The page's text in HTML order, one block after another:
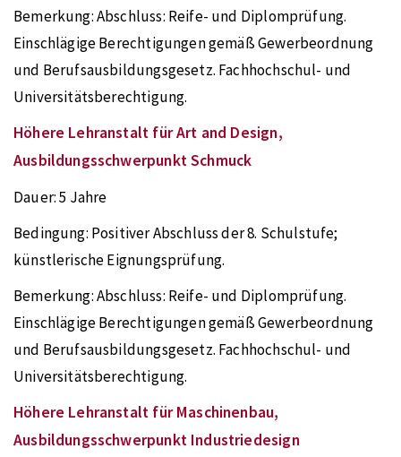
Bemerkung:Abschluss: Reife- und Diplomprüfung.
Einschlägige Berechtigungen gemäß Gewerbeordnung
und Berufsausbildungsgesetz. Fachhochschul- und
Universitätsberechtigung.
Höhere Lehranstalt für Art and Design,
Ausbildungsschwerpunkt Schmuck
Dauer:5 Jahre
Bedingung: Positiver Abschluss der 8. Schulstufe;
künstlerische Eignungsprüfung.
Bemerkung:Abschluss: Reife- und Diplomprüfung.
Einschlägige Berechtigungen gemäß Gewerbeordnung
und Berufsausbildungsgesetz. Fachhochschul- und
Universitätsberechtigung.
Höhere Lehranstalt für Maschinenbau,
Ausbildungsschwerpunkt Industriedesign